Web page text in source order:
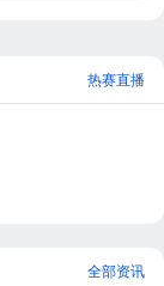
热赛直播
全部资讯